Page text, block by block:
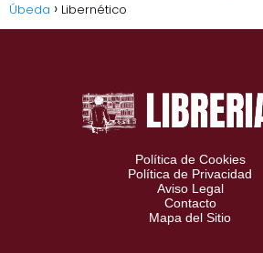
Úbeda
Libernético
Política de Cookies
Política de Privacidad
Aviso Legal
Contacto
Mapa del Sitio